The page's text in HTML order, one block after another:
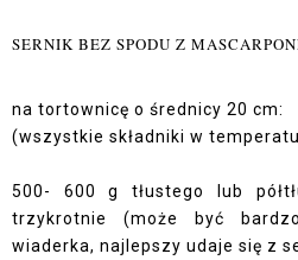
SERNIK BEZ SPODU Z
na tortownicę o średnicy 20 cm:
(wszystkie składniki w
500- 600 g tłustego lub
trzykrotnie (może być
wiaderka, najlepszy udaje się z